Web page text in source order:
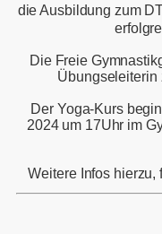
die Ausbildung zum
Die Freie
Übungseleiterin
Der Yoga-Kurs
2024 um 17Uhr im
Weitere Infos hierzu,